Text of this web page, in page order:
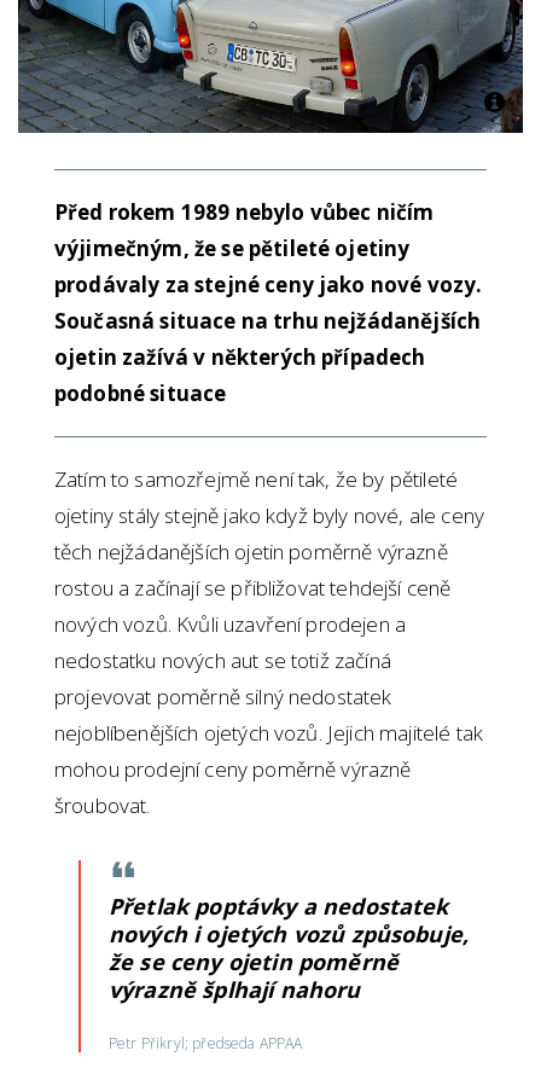
Před rokem 1989 nebylo vůbec ničím
výjimečným, že se pětileté ojetiny
prodávaly za stejné ceny jako nové vozy.
Současná situace na trhu nejžádanějších
ojetin zažívá v některých případech
podobné situace
Zatím to samozřejmě není tak, že by pětileté
ojetiny stály stejně jako když byly nové, ale ceny
těch nejžádanějších ojetin poměrně výrazně
rostou a začínají se přibližovat tehdejší ceně
nových vozů. Kvůli uzavření prodejen a
nedostatku nových aut se totiž začíná
projevovat poměrně silný nedostatek
nejoblíbenějších ojetých vozů. Jejich majitelé tak
mohou prodejní ceny poměrně výrazně
šroubovat.
Přetlak poptávky a nedostatek
nových i ojetých vozů způsobuje,
že se ceny ojetin poměrně
výrazně šplhají nahoru
Petr Přikryl; předseda APPAA